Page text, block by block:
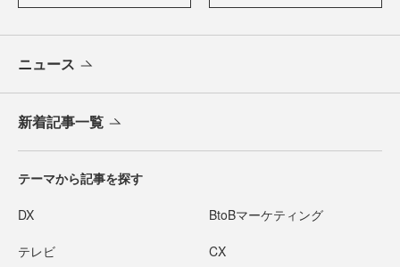
ニュース
新着記事一覧
テーマから記事を探す
DX BtoBマーケティング
テレビ CX